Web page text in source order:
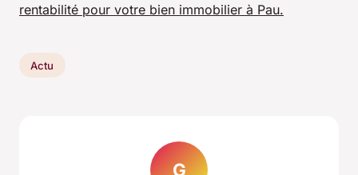
rentabilité pour votre bien immobilier à Pau.
Actu
G